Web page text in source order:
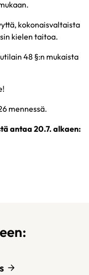
kokonaisvaltaista
kielen taitoa.
48 §:n mukaista
mennessä.
antaa 20.7. alkaen: